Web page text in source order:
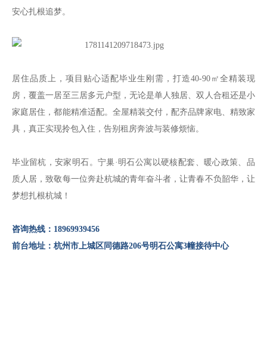
安心扎根追梦。
居住品质上，项目贴心适配毕业生刚需，打造40-90㎡全精装现
房，覆盖一居至三居多元户型，无论是单人独居、双人合租还是小
家庭居住，都能精准适配。全屋精装交付，配齐品牌家电、精致家
具，真正实现拎包入住，告别租房奔波与装修烦恼。
毕业留杭，安家明石。宁巢·明石公寓以硬核配套、暖心政策、品
质人居，致敬每一位奔赴杭城的青年奋斗者，让青春不负韶华，让
梦想扎根杭城！
咨询热线：18969939456
前台地址：杭州市上城区同德路206号明石公寓3幢接待中心